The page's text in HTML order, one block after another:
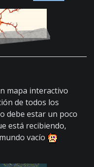
mapa interactivo
de todos los
debe estar un poco
está recibiendo,
vacío